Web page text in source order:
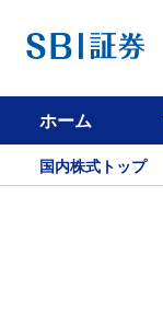
ホーム
国内株式トップ